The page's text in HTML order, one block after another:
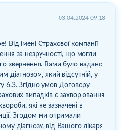
03.04.2024 09:18
Від імені Страхової компанії
за незручності, що могли
звернення. Вами було надано
діагнозом, який відсутній, у
6.3. Згідно умов Договору
випадків є захворювання
які не зазначені в
Згодом ми отримали
діагнозу, від Вашого лікаря